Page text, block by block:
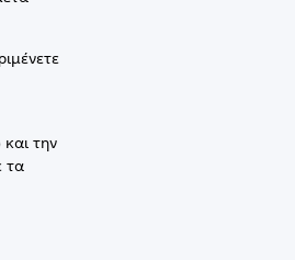
την
τα